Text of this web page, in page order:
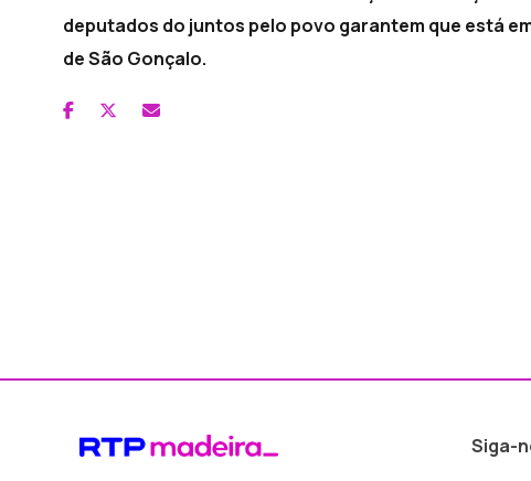
deputados do juntos pelo povo garantem que está
de São Gonçalo.
Siga-